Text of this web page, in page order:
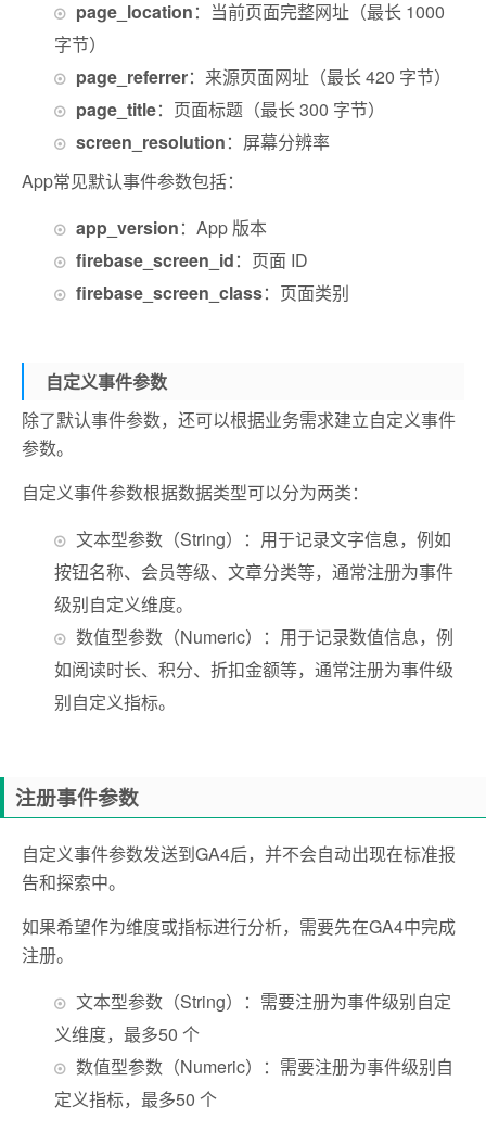
page_location：当前页面完整网址（最长 1000
字节）
page_referrer：来源页面网址（最长 420 字节）
page_title：页面标题（最长 300 字节）
screen_resolution：屏幕分辨率
App常见默认事件参数包括：
app_version：App 版本
firebase_screen_id：页面 ID
firebase_screen_class：页面类别
自定义事件参数
除了默认事件参数，还可以根据业务需求建立自定义事件
参数。
自定义事件参数根据数据类型可以分为两类：
文本型参数（String）：用于记录文字信息，例如
按钮名称、会员等级、文章分类等，通常注册为事件
级别自定义维度。
数值型参数（Numeric）：用于记录数值信息，例
如阅读时长、积分、折扣金额等，通常注册为事件级
别自定义指标。
注册事件参数
自定义事件参数发送到GA4后，并不会自动出现在标准报
告和探索中。
如果希望作为维度或指标进行分析，需要先在GA4中完成
注册。
文本型参数（String）：需要注册为事件级别自定
义维度，最多50 个
数值型参数（Numeric）：需要注册为事件级别自
定义指标，最多50 个